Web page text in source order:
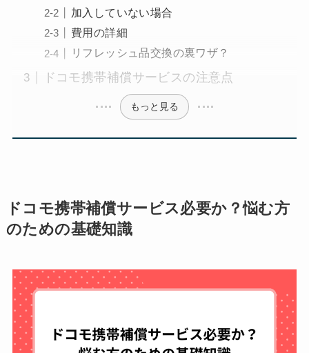
加入していない場合
費用の詳細
リフレッシュ品交換の裏ワザ？
ドコモ携帯補償サービスの注意点
もっと見る
ドコモ携帯補償サービス必要か？悩む方
のための基礎知識